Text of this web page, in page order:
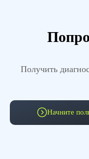
Получить
Начните